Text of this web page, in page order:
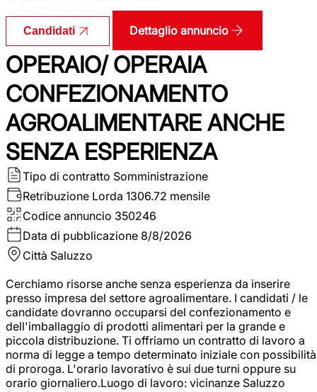
Candidati Dettaglio annuncio
OPERAIO/ OPERAIA
CONFEZIONAMENTO
AGROALIMENTARE ANCHE
SENZA ESPERIENZA
Tipo di contratto Somministrazione
Retribuzione Lorda 1306.72 mensile
Codice annuncio 350246
Data di pubblicazione 8/8/2026
Città Saluzzo
Cerchiamo risorse anche senza esperienza da inserire
presso impresa del settore agroalimentare. I candidati / le
candidate dovranno occuparsi del confezionamento e
dell'imballaggio di prodotti alimentari per la grande e
piccola distribuzione. Ti offriamo un contratto di lavoro a
norma di legge a tempo determinato iniziale con possibilità
di proroga. L'orario lavorativo è sui due turni oppure su
orario giornaliero.Luogo di lavoro: vicinanze Saluzzo